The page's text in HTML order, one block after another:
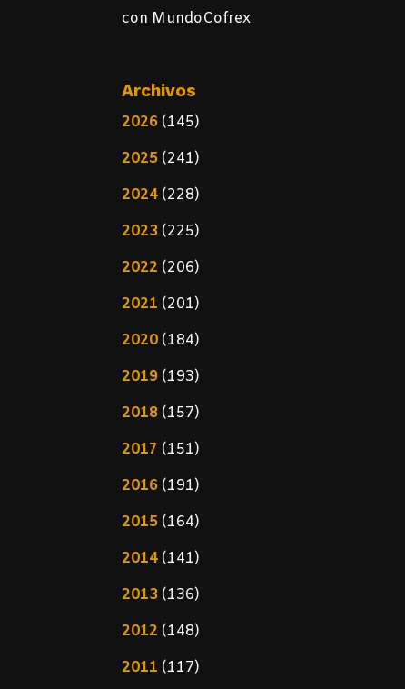
con MundoCofrex
Archivos
2026 (145)
2025 (241)
2024 (228)
2023 (225)
2022 (206)
2021 (201)
2020 (184)
2019 (193)
2018 (157)
2017 (151)
2016 (191)
2015 (164)
2014 (141)
2013 (136)
2012 (148)
2011 (117)